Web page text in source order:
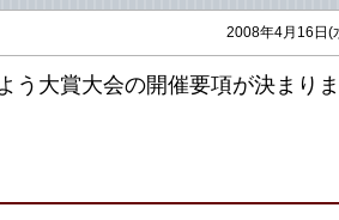
2008年4月16日(
う大賞大会の開催要項が決まりま